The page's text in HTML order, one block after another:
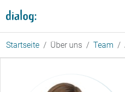
Startseite Über uns Team